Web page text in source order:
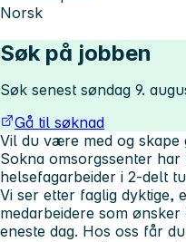
Norsk
Søk på jobben
Søk senest søndag 9.
Gå til søknad
Vil du være med og skape
Sokna omsorgssenter har
helsefagarbeider i 2-delt
Vi ser etter faglig dyktige,
medarbeidere som
eneste dag. Hos oss får